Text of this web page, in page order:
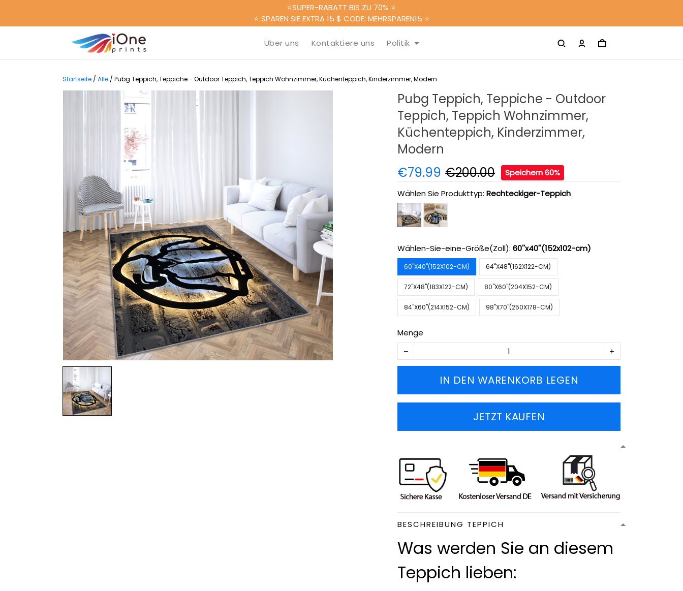
⭐SUPER-RABATT BIS ZU 70% ⭐
⭐ SPAREN SIE EXTRA 15 $ CODE: MEHRSPAREN15 ⭐
Über uns Kontaktiere uns Politik
Startseite / Alle / Pubg Teppich, Teppiche - Outdoor Teppich, Teppich Wohnzimmer, Küchenteppich, Kinderzimmer, Modern
Pubg Teppich, Teppiche - Outdoor
Teppich, Teppich Wohnzimmer,
Küchenteppich, Kinderzimmer,
Modern
€79.99 €200.00
Speichern 60%
Wählen Sie Produkttyp:Rechteckiger-Teppich
Wählen-Sie-eine-Größe(Zoll):60''x40''(152x102-cm)
60''X40''(152X102-CM) 64''X48''(162X122-CM)
72''X48''(183X122-CM) 80''X60''(204X152-CM)
84''X60''(214X152-CM) 98''X70''(250X178-CM)
Menge
IN DEN WARENKORB LEGEN
JETZT KAUFEN
BESCHREIBUNG TEPPICH
Was werden Sie an diesem
Teppich lieben: